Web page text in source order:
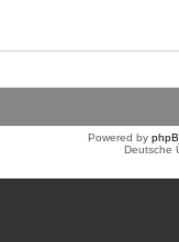
Powered by
Deutsche